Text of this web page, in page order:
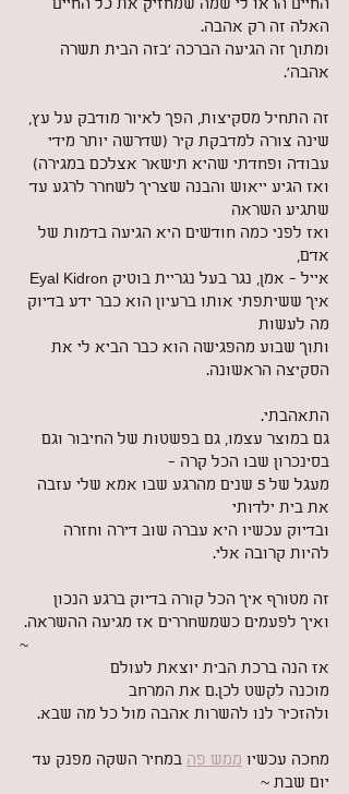
החיים הראו לי שמה שמחזיק את כל החיים
האלה זה רק אהבה.
ומתוך זה הגיעה הברכה 'בזה הבית תשרה
אהבה'.
זה התחיל מסקיצות, הפך לאיור מודבק על עץ,
שינה צורה למדבקת קיר (שדרשה יותר מידי
עבודה ופחדתי שהיא תישאר אצלכם במגירה)
ואז הגיע ייאוש והבנה שצריך לשחרר לרגע עד
שתגיע השראה
ואז לפני כמה חודשים היא הגיעה בדמות של
אדם,
אייל - אמן, נגר בעל נגריית בוטיק Eyal Kidron
איך ששיתפתי אותו ברעיון הוא כבר ידע בדיוק
מה לעשות
ותוך שבוע מהפגישה הוא כבר הביא לי את
הסקיצה הראשונה.
התאהבתי.
גם במוצר עצמו, גם בפשטות של החיבור וגם
בסינכרון שבו הכל קרה -
מעגל של 5 שנים מהרגע שבו אמא שלי עזבה
את בית ילדותי
ובדיוק עכשיו היא עברה שוב דירה וחזרה
להיות קרובה אלי.
זה מטורף איך הכל קורה בדיוק ברגע הנכון
ואיך לפעמים כשמשחררים אז מגיעה ההשראה.
~
אז הנה ברכת הבית יוצאת לעולם
מוכנה לקשט לכן.ם את המרחב
ולהזכיר לנו להשרות אהבה מול כל מה שבא.
מחכה עכשיו ממש פה במחיר השקה מפנק עד
יום שבת ~